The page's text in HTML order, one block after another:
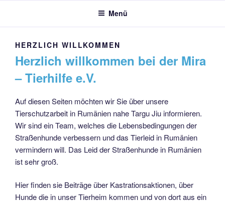
Menü
HERZLICH WILLKOMMEN
Herzlich willkommen bei der Mira
– Tierhilfe e.V.
Auf diesen Seiten möchten wir Sie über unsere
Tierschutzarbeit in Rumänien nahe Targu Jiu informieren.
Wir sind ein Team, welches die Lebensbedingungen der
Straßenhunde verbessern und das Tierleid in Rumänien
vermindern will. Das Leid der Straßenhunde in Rumänien
ist sehr groß.
Hier finden sie Beiträge über Kastrationsaktionen, über
Hunde die in unser Tierheim kommen und von dort aus ein